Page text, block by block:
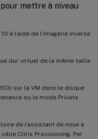
mettre à niveau
à l’aide de l’imagerie inverse
dur virtuel de la même taille
sur la VM dans le disque
ou le mode Private
de l’assistant de mise à
Citrix Provisioning. Par